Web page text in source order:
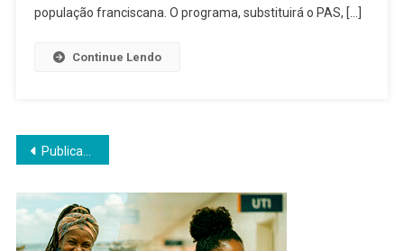
PRÓXIMA
população franciscana. O programa, substituirá o PAS, […]
Continue Lendo
Navegação
por
posts
Publicações mais antigas